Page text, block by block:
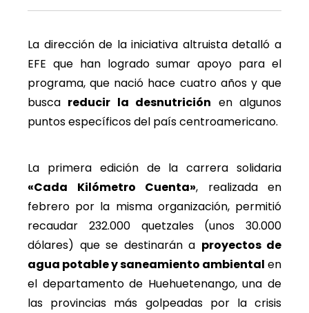
La dirección de la iniciativa altruista detalló a
EFE que han logrado sumar apoyo para el
programa, que nació hace cuatro años y que
busca reducir la desnutrición en algunos
puntos específicos del país centroamericano.
La primera edición de la carrera solidaria
«Cada Kilómetro Cuenta», realizada en
febrero por la misma organización, permitió
recaudar 232.000 quetzales (unos 30.000
dólares) que se destinarán a proyectos de
agua potable y saneamiento ambiental en
el departamento de Huehuetenango, una de
las provincias más golpeadas por la crisis